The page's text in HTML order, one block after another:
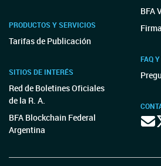
PRODUCTOS Y SERVICIOS
Tarifas de Publicación
SITIOS DE INTERÉS
Red de Boletines Oficiales
de la R. A.
BFA Blockchain Federal
Argentina
BFA
FAQ